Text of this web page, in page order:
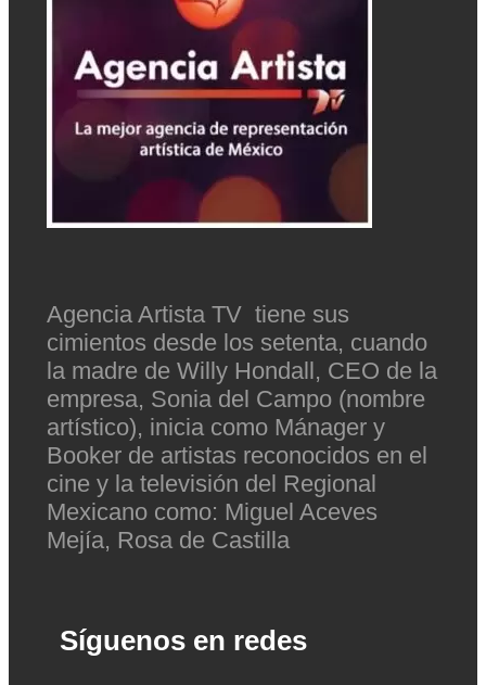
Agencia Artista TV tiene sus
cimientos desde los setenta, cuando
la madre de Willy Hondall, CEO de la
empresa, Sonia del Campo (nombre
artístico), inicia como Mánager y
Booker de artistas reconocidos en el
cine y la televisión del Regional
Mexicano como: Miguel Aceves
Mejía, Rosa de Castilla
Síguenos en redes